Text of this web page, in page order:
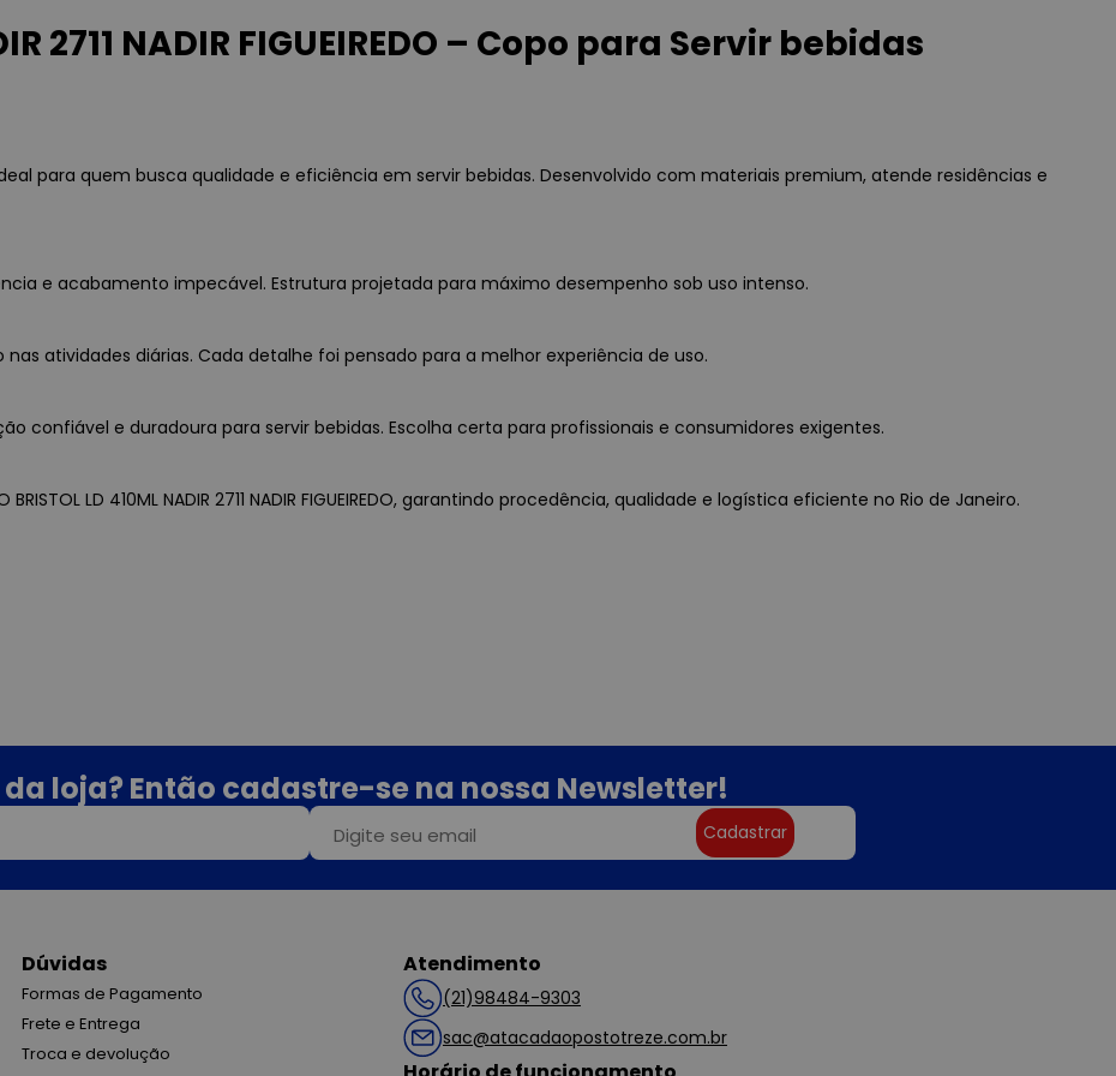
2711 NADIR FIGUEIREDO – Copo para Servir bebidas
é ideal para quem busca qualidade e eficiência em servir bebidas. Desenvolvido com materiais premium, atende residências e
e acabamento impecável. Estrutura projetada para máximo desempenho sob uso intenso.
atividades diárias. Cada detalhe foi pensado para a melhor experiência de uso.
confiável e duradoura para servir bebidas. Escolha certa para profissionais e consumidores exigentes.
LD 410ML NADIR 2711 NADIR FIGUEIREDO, garantindo procedência, qualidade e logística eficiente no Rio de Janeiro.
loja? Então cadastre-se na nossa Newsletter!
Cadastrar
Dúvidas
Formas de Pagamento
Frete e Entrega
Troca e devolução
Atendimento
(21)98484-9303
sac@atacadaopostotreze.com.br